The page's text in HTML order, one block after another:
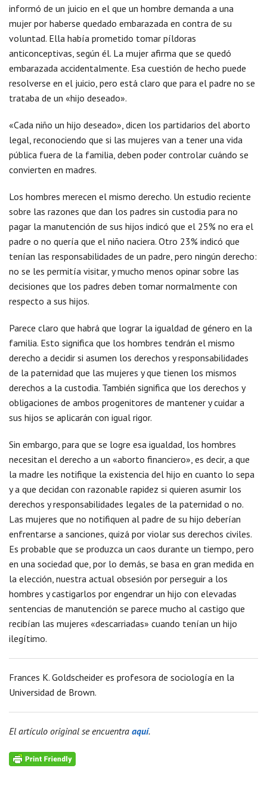
informó de un juicio en el que un hombre demanda a una
mujer por haberse quedado embarazada en contra de su
voluntad. Ella había prometido tomar píldoras
anticonceptivas, según él. La mujer afirma que se quedó
embarazada accidentalmente. Esa cuestión de hecho puede
resolverse en el juicio, pero está claro que para el padre no se
trataba de un «hijo deseado».
«Cada niño un hijo deseado», dicen los partidarios del aborto
legal, reconociendo que si las mujeres van a tener una vida
pública fuera de la familia, deben poder controlar cuándo se
convierten en madres.
Los hombres merecen el mismo derecho. Un estudio reciente
sobre las razones que dan los padres sin custodia para no
pagar la manutención de sus hijos indicó que el 25% no era el
padre o no quería que el niño naciera. Otro 23% indicó que
tenían las responsabilidades de un padre, pero ningún derecho:
no se les permitía visitar, y mucho menos opinar sobre las
decisiones que los padres deben tomar normalmente con
respecto a sus hijos.
Parece claro que habrá que lograr la igualdad de género en la
familia. Esto significa que los hombres tendrán el mismo
derecho a decidir si asumen los derechos y responsabilidades
de la paternidad que las mujeres y que tienen los mismos
derechos a la custodia. También significa que los derechos y
obligaciones de ambos progenitores de mantener y cuidar a
sus hijos se aplicarán con igual rigor.
Sin embargo, para que se logre esa igualdad, los hombres
necesitan el derecho a un «aborto financiero», es decir, a que
la madre les notifique la existencia del hijo en cuanto lo sepa
y a que decidan con razonable rapidez si quieren asumir los
derechos y responsabilidades legales de la paternidad o no.
Las mujeres que no notifiquen al padre de su hijo deberían
enfrentarse a sanciones, quizá por violar sus derechos civiles.
Es probable que se produzca un caos durante un tiempo, pero
en una sociedad que, por lo demás, se basa en gran medida en
la elección, nuestra actual obsesión por perseguir a los
hombres y castigarlos por engendrar un hijo con elevadas
sentencias de manutención se parece mucho al castigo que
recibían las mujeres «descarriadas» cuando tenían un hijo
ilegítimo.
Frances K. Goldscheider es profesora de sociología en la
Universidad de Brown.
El artículo original se encuentra aquí.